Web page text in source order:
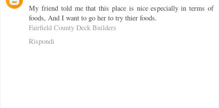
My friend told me that this place is nice especially in terms of
foods, And I want to go her to try thier foods.
Fairfield County Deck Builders
Rispondi